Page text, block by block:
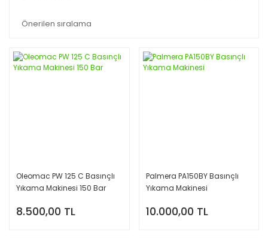
Oleomac PW 125 C Basınçlı
Yıkama Makinesi 150 Bar
8.500,00 TL
Palmera PA150BY Basınçlı
Yıkama Makinesi
10.000,00 TL